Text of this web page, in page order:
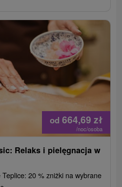
od 664,69 zł
/noc/osoba
Relaks i pielęgnacja w
20 % zniżki na wybrane